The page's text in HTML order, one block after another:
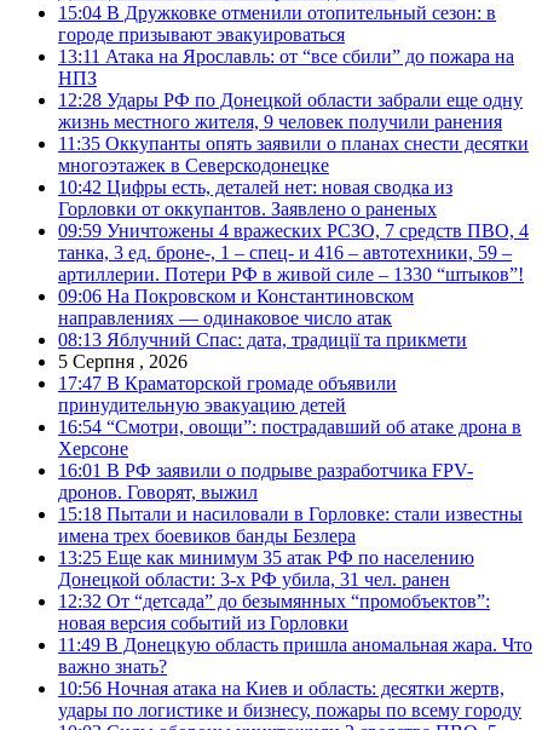
15:04 В Дружковке отменили отопительный сезон: в
городе призывают эвакуироваться
13:11 Атака на Ярославль: от “все сбили” до пожара на
НПЗ
12:28 Удары РФ по Донецкой области забрали еще одну
жизнь местного жителя, 9 человек получили ранения
11:35 Оккупанты опять заявили о планах снести десятки
многоэтажек в Северскодонецке
10:42 Цифры есть, деталей нет: новая сводка из
Горловки от оккупантов. Заявлено о раненых
09:59 Уничтожены 4 вражеских РСЗО, 7 средств ПВО, 4
танка, 3 ед. броне-, 1 – спец- и 416 – автотехники, 59 –
артиллерии. Потери РФ в живой силе – 1330 “штыков”!
09:06 На Покровском и Константиновском
направлениях — одинаковое число атак
08:13 Яблучний Спас: дата, традиції та прикмети
5 Серпня , 2026
17:47 В Краматорской громаде объявили
принудительную эвакуацию детей
16:54 “Смотри, овощи”: пострадавший об атаке дрона в
Херсоне
16:01 В РФ заявили о подрыве разработчика FPV-
дронов. Говорят, выжил
15:18 Пытали и насиловали в Горловке: стали известны
имена трех боевиков банды Безлера
13:25 Еще как минимум 35 атак РФ по населению
Донецкой области: 3-х РФ убила, 31 чел. ранен
12:32 От “детсада” до безымянных “промобъектов”:
новая версия событий из Горловки
11:49 В Донецкую область пришла аномальная жара. Что
важно знать?
10:56 Ночная атака на Киев и область: десятки жертв,
удары по логистике и бизнесу, пожары по всему городу